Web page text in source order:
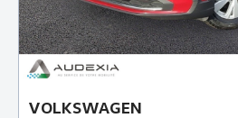
VOLKSWAGEN